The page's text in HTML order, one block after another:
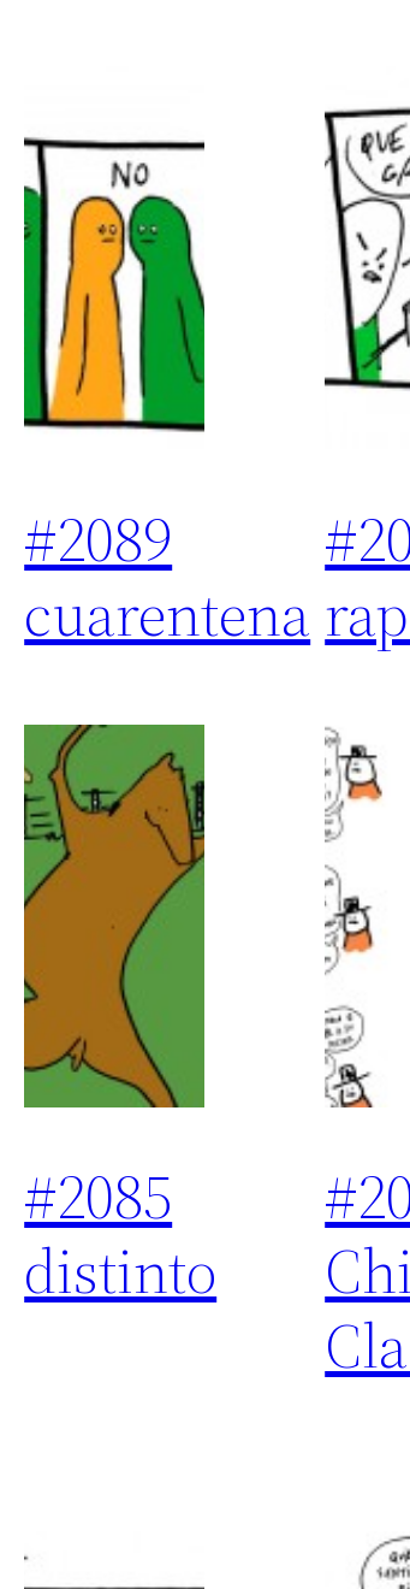
#2089
cuarentena
#2085
distinto